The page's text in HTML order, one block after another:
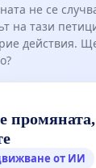
не се
на тази
действия.
промяната,
от ИИ